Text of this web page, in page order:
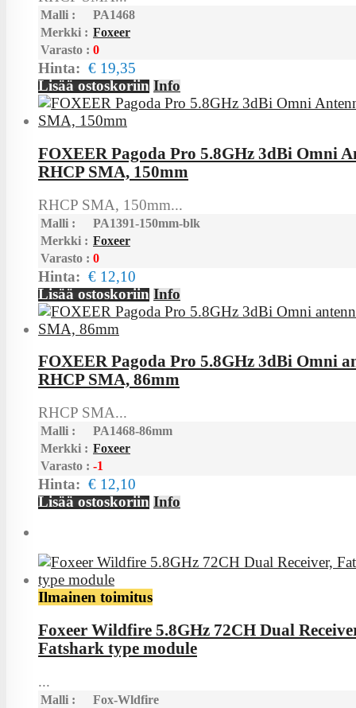
Malli :
PA1468
Merkki : Foxeer
Varasto : 0
Hinta: € 19,35
Lisää ostoskoriin Info
FOXEER Pagoda Pro 5.8GHz 3dBi Omni
RHCP SMA, 150mm
RHCP SMA, 150mm...
Malli :
PA1391-150mm-blk
Merkki : Foxeer
Varasto : 0
Hinta: € 12,10
Lisää ostoskoriin Info
FOXEER Pagoda Pro 5.8GHz 3dBi Omni
RHCP SMA, 86mm
RHCP SMA...
Malli :
PA1468-86mm
Merkki : Foxeer
Varasto : -1
Hinta: € 12,10
Lisää ostoskoriin Info
Ilmainen toimitus
Foxeer Wildfire 5.8GHz 72CH Dual
Fatshark type module
...
Malli :
Fox-Wldfire